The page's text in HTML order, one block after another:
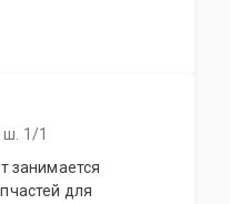
ш. 1/1
занимается
для